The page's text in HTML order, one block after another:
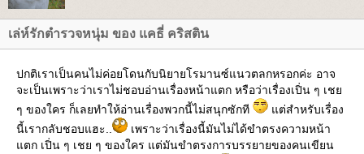
เล่ห์รักตำรวจหนุ่ม ของ แคธี่ คริสติน
ปกติเราเป็นคนไม่ค่อยโดนกับนิยายโรมานซ์แนวตลกหรอกค่ะ อาจ
จะเป็นเพราะว่าเราไม่ชอบอ่านเรื่องหน้าแตก หรือว่าเรื่องเปิ่น ๆ เช
ๆ ของใคร ก็เลยทำให้อ่านเรื่องพวกนี้ไม่สนุกซักที
ต่สำหรับเรื่อง
นี้เรากลับชอบแฮะ..
เพราะว่าเรื่องนี้มันไม่ได้ขำตรงความหน้า
ตก เปิ่น ๆ เชย ๆ ของใคร แต่มันขำตรงการบรรยายของคนเขียน